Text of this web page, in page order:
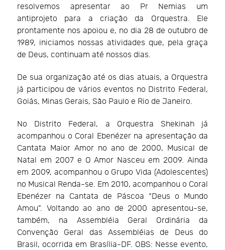
resolvemos apresentar ao Pr Nemias um
antiprojeto para a criação da Orquestra. Ele
prontamente nos apoiou e, no dia 28 de outubro de
1989, iniciamos nossas atividades que, pela graça
de Deus, continuam até nossos dias.
De sua organização até os dias atuais, a Orquestra
já participou de vários eventos no Distrito Federal,
Goiás, Minas Gerais, São Paulo e Rio de Janeiro.
No Distrito Federal, a Orquestra Shekinah já
acompanhou o Coral Ebenézer na apresentação da
Cantata Maior Amor no ano de 2000, Musical de
Natal em 2007 e O Amor Nasceu em 2009. Ainda
em 2009, acompanhou o Grupo Vida (Adolescentes)
no Musical Renda-se. Em 2010, acompanhou o Coral
Ebenézer na Cantata de Páscoa “Deus o Mundo
Amou”. Voltando ao ano de 2000 apresentou-se,
também, na Assembléia Geral Ordinária da
Convenção Geral das Assembléias de Deus do
Brasil, ocorrida em Brasília-DF. OBS: Nesse evento,